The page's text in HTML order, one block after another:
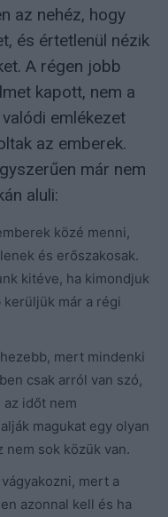
az nehéz, hogy
és értetlenül nézik
A régen jobb
kapott, nem a
emlékezet
az emberek.
már nem
aluli:
közé menni,
és erőszakosak.
kitéve, ha kimondjuk
már a régi
mert mindenki
csak arról van szó,
időt nem
magukat egy olyan
nem sok közük van.
mert a
azonnal kell és ha